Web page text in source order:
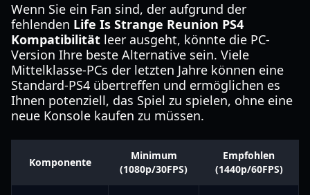
Wenn Sie ein Fan sind, der aufgrund der
fehlenden Life Is Strange Reunion PS4
Kompatibilität leer ausgeht, könnte die PC-
Version Ihre beste Alternative sein. Viele
Mittelklasse-PCs der letzten Jahre können eine
Standard-PS4 übertreffen und ermöglichen es
Ihnen potenziell, das Spiel zu spielen, ohne eine
neue Konsole kaufen zu müssen.
Komponente
Minimum
(1080p/30FPS)
Empfohlen
(1440p/60FPS)